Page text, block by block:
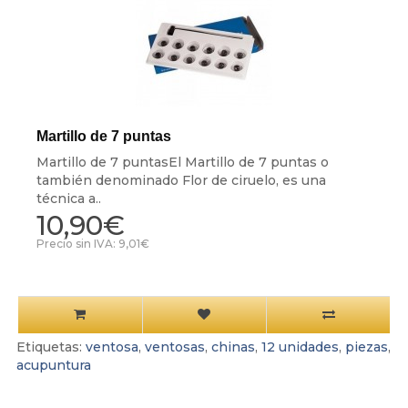
Martillo de 7 puntas
Martillo de 7 puntasEl Martillo de 7 puntas o
también denominado Flor de ciruelo, es una
técnica a..
10,90€
Precio sin IVA: 9,01€
Etiquetas: ventosa, ventosas, chinas, 12 unidades, piezas,
acupuntura